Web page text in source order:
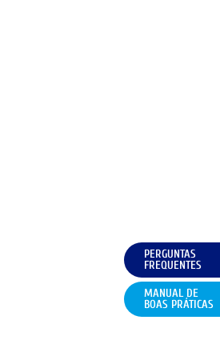
PERGUNTAS
FREQUENTES
MANUAL DE
BOAS PRÁTICAS